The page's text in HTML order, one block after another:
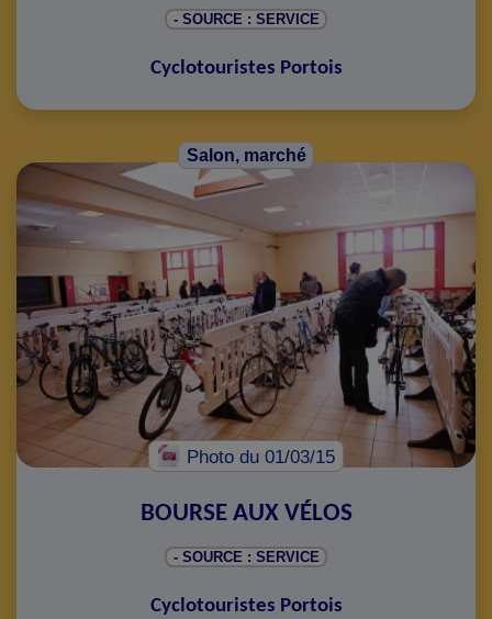
- SOURCE : SERVICE
Cyclotouristes Portois
Salon, marché
Photo du 01/03/15
BOURSE AUX VÉLOS
- SOURCE : SERVICE
Cyclotouristes Portois